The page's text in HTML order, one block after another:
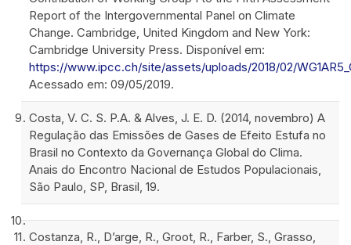
Report of the Intergovernmental Panel on Climate
Change. Cambridge, United Kingdom and New York:
Cambridge University Press. Disponível em:
https://www.ipcc.ch/site/assets/uploads/2018/02/
Acessado em: 09/05/2019.
Costa, V. C. S. P.A. & Alves, J. E. D. (2014, novembro) A
Regulação das Emissões de Gases de Efeito Estufa no
Brasil no Contexto da Governança Global do Clima.
Anais do Encontro Nacional de Estudos Populacionais,
São Paulo, SP, Brasil, 19.
Costanza, R., D’arge, R., Groot, R., Farber, S., Grasso,